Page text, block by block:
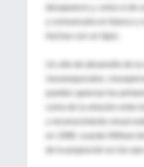
desaparece y, como si
y comunicarla en blanco
visuoespaciales,
pueden apreciar los
y reconocimiento visual
de la proporción en los